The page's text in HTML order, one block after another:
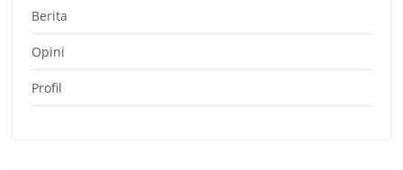
Berita
Opini
Profil